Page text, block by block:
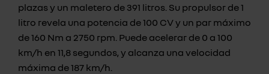
plazas y un maletero de 391 litros. Su propulsor de 1
litro revela una potencia de 100 CV y un par máximo
de 160 Nm a 2750 rpm. Puede acelerar de 0 a 100
km/h en 11,8 segundos, y alcanza una velocidad
máxima de 187 km/h.